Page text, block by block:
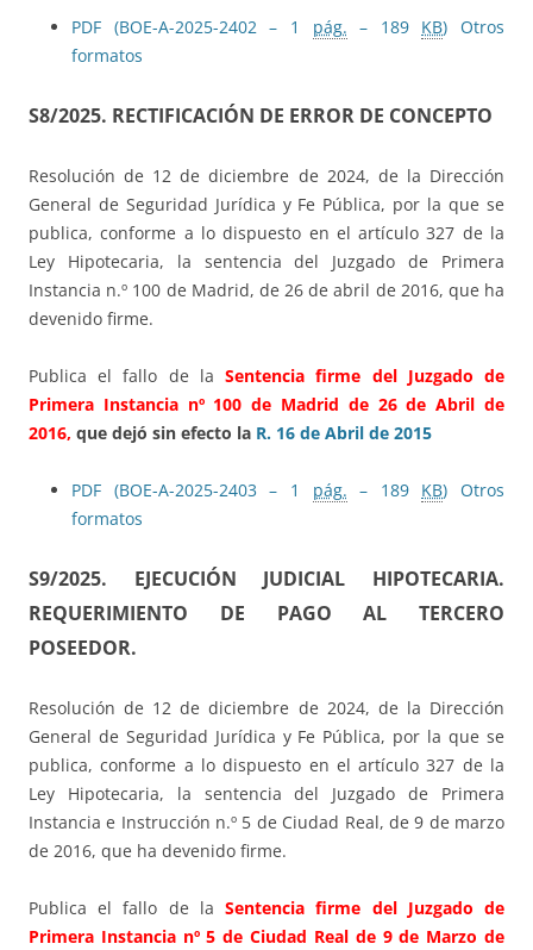
PDF (BOE-A-2025-2402 – 1 pág. – 189 KB) Otros
formatos
S8/2025. RECTIFICACIÓN DE ERROR DE CONCEPTO
Resolución de 12 de diciembre de 2024, de la Dirección
General de Seguridad Jurídica y Fe Pública, por la que se
publica, conforme a lo dispuesto en el artículo 327 de la
Ley Hipotecaria, la sentencia del Juzgado de Primera
Instancia n.º 100 de Madrid, de 26 de abril de 2016, que ha
devenido firme.
Publica el fallo de laSentencia firme del Juzgado de
Primera Instancia nº 100 de Madrid de 26 de Abril de
2016, que dejó sin efecto la R. 16 de Abril de 2015
PDF (BOE-A-2025-2403 – 1 pág. – 189 KB) Otros
formatos
S9/2025. EJECUCIÓN JUDICIAL HIPOTECARIA.
REQUERIMIENTO DE PAGO AL TERCERO
POSEEDOR.
Resolución de 12 de diciembre de 2024, de la Dirección
General de Seguridad Jurídica y Fe Pública, por la que se
publica, conforme a lo dispuesto en el artículo 327 de la
Ley Hipotecaria, la sentencia del Juzgado de Primera
Instancia e Instrucción n.º 5 de Ciudad Real, de 9 de marzo
de 2016, que ha devenido firme.
Publica el fallo de la Sentencia firme del Juzgado de
Primera Instancia nº 5 de Ciudad Real de 9 de Marzo de